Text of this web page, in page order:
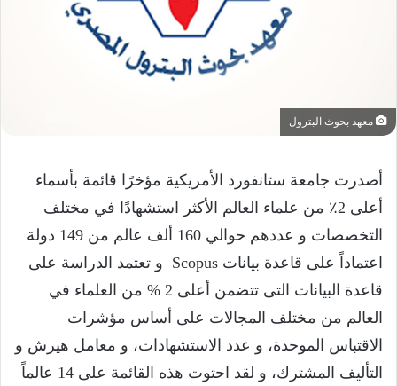
معهد بحوث البترول
أصدرت جامعة ستانفورد الأمريكية مؤخرًا قائمة بأسماء
أعلى 2٪ من علماء العالم الأكثر استشهادًا في مختلف
التخصصات و عددهم حوالي 160 ألف عالم من 149 دولة
اعتماداً على قاعدة بيانات ‎ Scopus و تعتمد الدراسة على
قاعدة البيانات التى تتضمن أعلى 2 % من العلماء في
العالم من مختلف المجالات على أساس مؤشرات
الاقتباس الموحدة، و عدد الاستشهادات، و معامل هيرش و
التأليف المشترك، و لقد احتوت هذه القائمة على 14 عالماً